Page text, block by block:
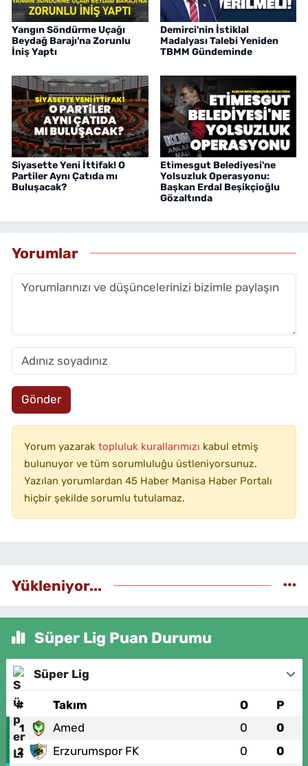
Yangın Söndürme Uçağı
Beydağ Barajı'na Zorunlu
İniş Yaptı
Demirci'nin İstiklal
Madalyası Talebi Yeniden
TBMM Gündeminde
Siyasette Yeni İttifak! O
Partiler Aynı Çatıda mı
Buluşacak?
Etimesgut Belediyesi'ne
Yolsuzluk Operasyonu:
Başkan Erdal Beşikçioğlu
Gözaltında
Yorumlar
Gönder
Yorum yazarak topluluk kurallarımızı kabul etmiş
bulunuyor ve tüm sorumluluğu üstleniyorsunuz.
Yazılan yorumlardan 45 Haber Manisa Haber Portalı
hiçbir şekilde sorumlu tutulamaz.
Yükleniyor...
Süper Lig Puan Durumu
Süper Lig
# Takım O P
1 Amed 0 0
2 Erzurumspor FK 0 0